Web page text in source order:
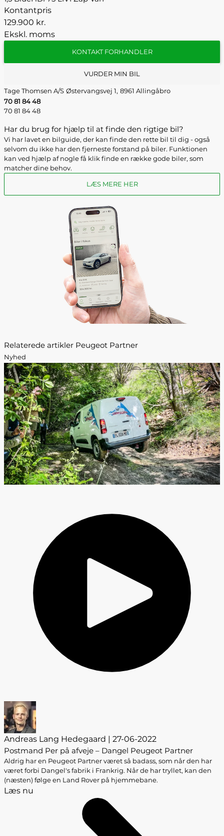
Kontantpris
129.900 kr.
Ekskl. moms
KONTAKT FORHANDLER
VURDER MIN BIL
Tage Thomsen A/S Østervangsvej 1, 8961 Allingåbro
70 81 84 48
70 81 84 48
Har du brug for hjælp til at finde den rigtige bil?
Vi har lavet en bilguide, der kan finde den rette bil til dig - også
selvom du ikke har den fjerneste forstand på biler. Funktionen
kan ved hjælp af nogle få klik finde en række gode biler, som
matcher dine behov.
LÆS MERE HER
Relaterede artikler Peugeot Partner
Nyhed
Andreas Lang Hedegaard | 27-06-2022
Postmand Per på afveje – Dangel Peugeot Partner
Aldrig har en Peugeot Partner været så badass, som når den har
været forbi Dangel's fabrik i Frankrig. Når de har tryllet, kan den
(næsten) følge en Land Rover på hjemmebane.
Læs nu